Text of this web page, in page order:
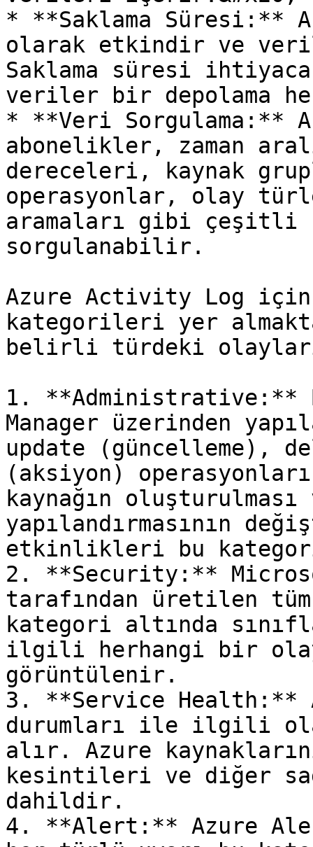
* **Saklama Süresi:**
olarak etkindir ve
Saklama süresi
veriler bir depolama
* **Veri Sorgulama:**
abonelikler, zaman
dereceleri, kaynak
operasyonlar, olay
aramaları gibi
sorgulanabilir.
Azure Activity Log için
kategorileri yer
belirli türdeki
1. **Administrative:**
Manager üzerinden
update (güncelleme),
(aksiyon)
kaynağın
yapılandırmasının
etkinlikleri bu
2. **Security:**
tarafından üretilen
kategori altında
ilgili herhangi bir olay
görüntülenir.
3. **Service Health:**
durumları ile ilgili
alır. Azure
kesintileri ve diğer
dahildir.
4. **Alert:** Azure